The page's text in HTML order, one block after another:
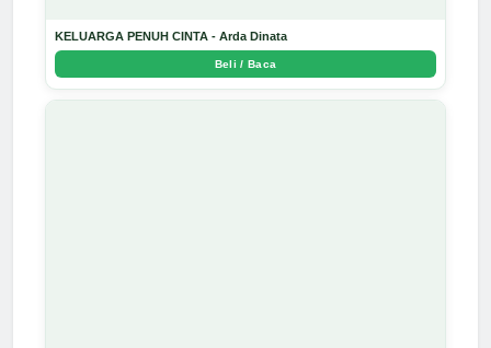
KELUARGA PENUH CINTA - Arda Dinata
Beli / Baca